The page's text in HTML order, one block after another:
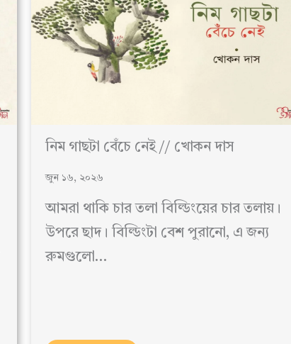
নিম গাছটা বেঁচে নেই // খোকন দাস
জুন ১৬, ২০২৬
আমরা থাকি চার তলা বিল্ডিংয়ের চার তলায়।
উপরে ছাদ। বিল্ডিংটা বেশ পুরানো, এ জন্য
রুমগুলো…